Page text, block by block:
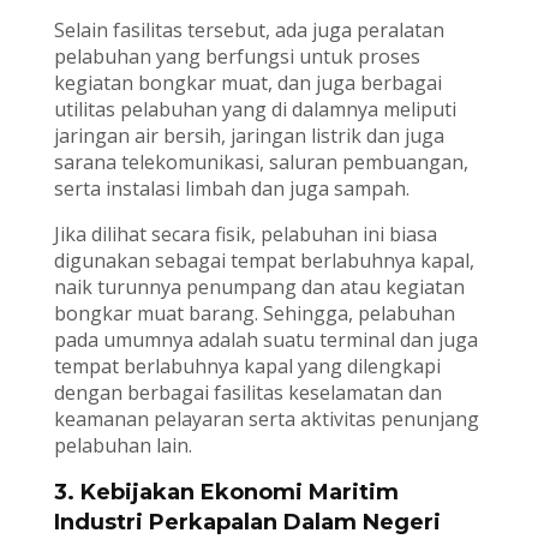
Selain fasilitas tersebut, ada juga peralatan
pelabuhan yang berfungsi untuk proses
kegiatan bongkar muat, dan juga berbagai
utilitas pelabuhan yang di dalamnya meliputi
jaringan air bersih, jaringan listrik dan juga
sarana telekomunikasi, saluran pembuangan,
serta instalasi limbah dan juga sampah.
Jika dilihat secara fisik, pelabuhan ini biasa
digunakan sebagai tempat berlabuhnya kapal,
naik turunnya penumpang dan atau kegiatan
bongkar muat barang. Sehingga, pelabuhan
pada umumnya adalah suatu terminal dan juga
tempat berlabuhnya kapal yang dilengkapi
dengan berbagai fasilitas keselamatan dan
keamanan pelayaran serta aktivitas penunjang
pelabuhan lain.
3. Kebijakan Ekonomi Maritim
Industri Perkapalan Dalam Negeri